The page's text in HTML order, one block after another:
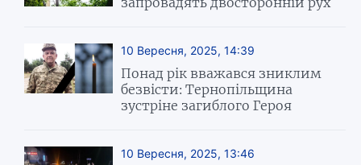
10 Вересня, 2025, 14:39
Понад рік вважався зниклим
безвісти: Тернопільщина
зустріне загиблого Героя
10 Вересня, 2025, 13:46